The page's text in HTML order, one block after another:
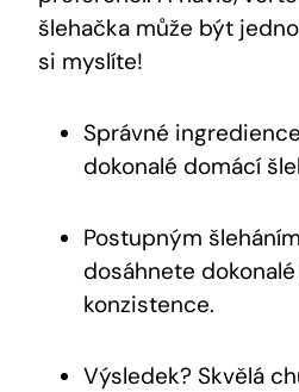
šlehačka může být
si myslíte!
Správné
dokonalé domácí
Postupným
dosáhnete
konzistence.
Výsledek? Skvělá